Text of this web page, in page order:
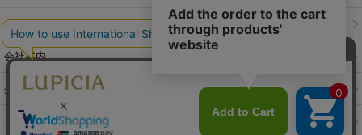
ウェブサイト利用規約 特定商取引法に基づく表記
会社案内
採用情報 ルピシアブランド
よくある質問